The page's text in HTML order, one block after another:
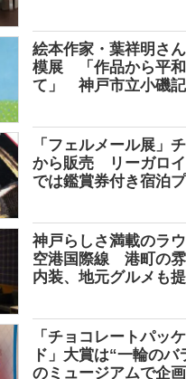
絵本作家・葉祥明さ
模展 「作品から平和
て」 神戸市立小磯
「フェルメール展」
から販売 リーガロ
では鑑賞券付き宿泊
神戸らしさ満載のラ
空港国際線 港町の
内装、地元グルメも
「チョコレートパッ
ド」大賞は“一輪の
のミュージアムで企